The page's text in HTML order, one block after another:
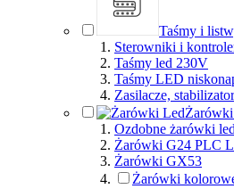
Taśmy i
Sterowniki i
Taśmy led 230V
Taśmy LED
Zasilacze,
Ozdobne żarówki led
Żarówki G24 PLC
Żarówki GX53
Żarówki